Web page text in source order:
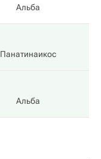
Альба
Панатинаикос
Альба